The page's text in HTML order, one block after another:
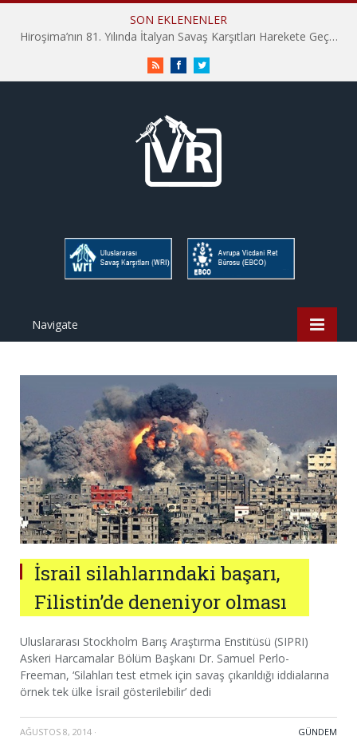
SON EKLENENLER
Hiroşima’nın 81. Yılında İtalyan Savaş Karşıtları Harekete Geçti: “Hatırlamak yeterli değil”
RSS FacebookTwitter
Navigate
İsrail silahlarındaki başarı,
Filistin’de deneniyor olması
Uluslararası Stockholm Barış Araştırma Enstitüsü (SIPRI)
Askeri Harcamalar Bölüm Başkanı Dr. Samuel Perlo-
Freeman, ‘Silahları test etmek için savaş çıkarıldığı iddialarına
örnek tek ülke İsrail gösterilebilir’ dedi
AĞUSTOS 8, 2014 · GÜNDEM